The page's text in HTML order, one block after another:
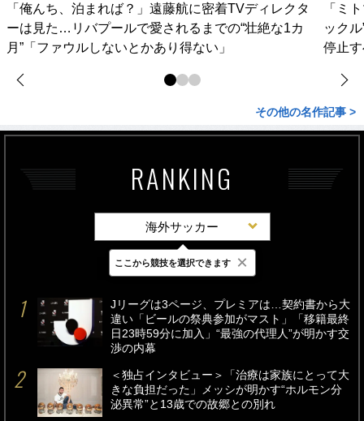
「俺んち、泊まれば？」遠藤航に密着TVディレクタ
ーは見た…リバプールで愛されるまでの“壮絶な1カ
月”「ファウルしないとかあり得ない」
「ミ
ック
停止
その他の名作記事 >
RANKING
海外サッカー
最新 24時間 週間
Jリーグは3ページ、プレミアは…契約書から大
違い「ビールの祭典参加がマスト」「移籍最終
日23時59分に加入」“最強の代理人”が明かす交
渉の内幕
＜独占インタビュー＞「治療は家族にとって大
きな負担だった」メッシが明かす“ホルモン分
泌異常”と13歳での故郷との別れ
ここから競技を選択できます ×